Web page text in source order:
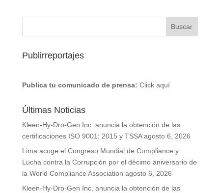
Publirreportajes
Publica tu comunicado de prensa: Click aquí
Últimas Noticias
Kleen-Hy-Dro-Gen Inc. anuncia la obtención de las
certificaciones ISO 9001: 2015 y TSSA agosto 6, 2026
Lima acoge el Congreso Mundial de Compliance y
Lucha contra la Corrupción por el décimo aniversario de
la World Compliance Association agosto 6, 2026
Kleen-Hy-Dro-Gen Inc. anuncia la obtención de las